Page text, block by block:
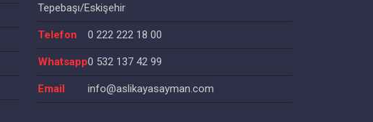
Tepebaşı/Eskişehir
Telefon 0 222 222 18 00
Whatsapp0 532 137 42 99
Email info@aslikayasayman.com